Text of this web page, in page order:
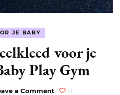
JE BABY
voor je
Play Gym
a Comment on
0